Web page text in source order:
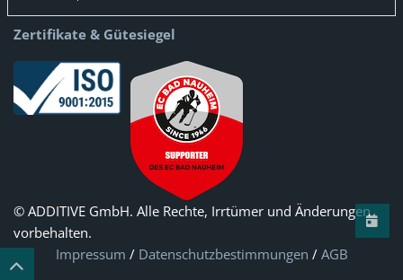
Zertifikate & Gütesiegel
© ADDITIVE GmbH. Alle Rechte, Irrtümer und Änderungen
vorbehalten.
Impressum / Datenschutzbestimmungen / AGB